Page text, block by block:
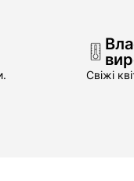
Свіжі